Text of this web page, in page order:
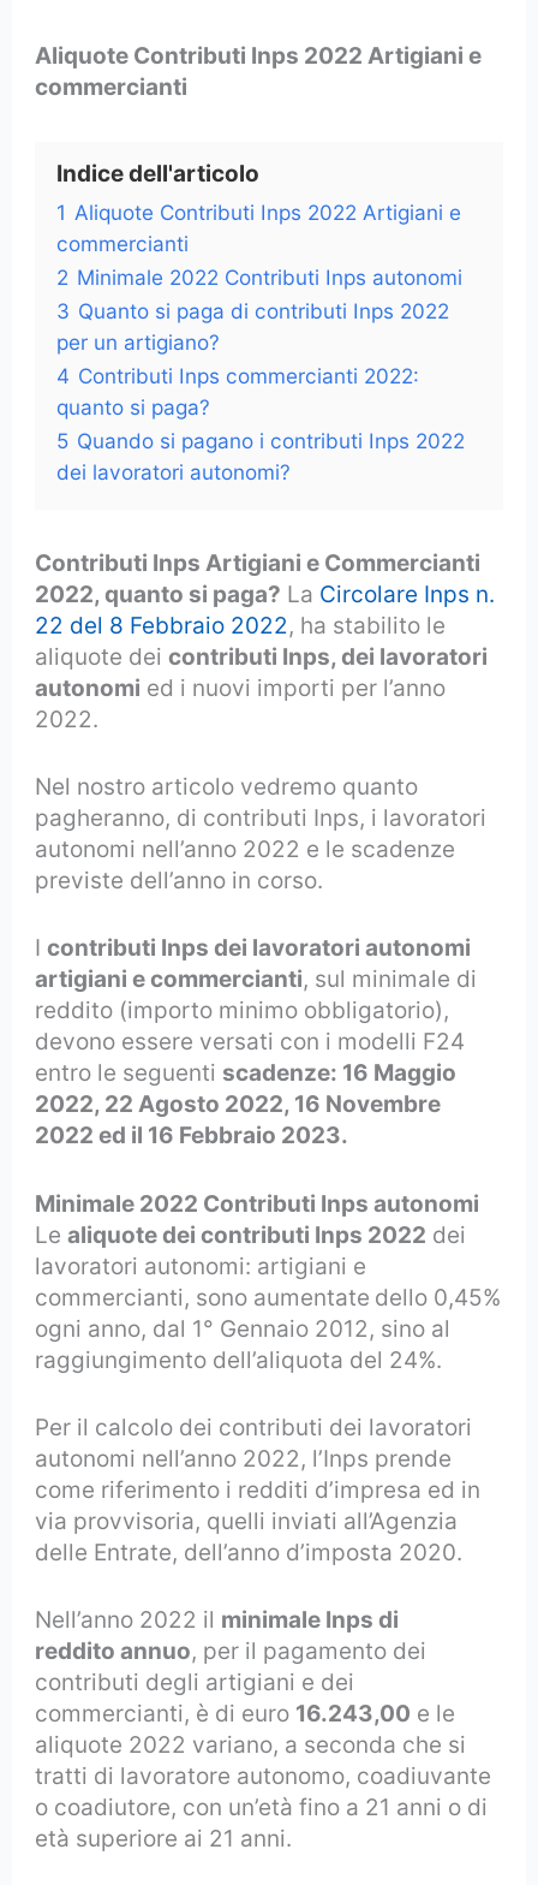
Aliquote Contributi Inps 2022 Artigiani e
commercianti
Indice dell'articolo
1 Aliquote Contributi Inps 2022 Artigiani e
commercianti
2 Minimale 2022 Contributi Inps autonomi
3 Quanto si paga di contributi Inps 2022
per un artigiano?
4 Contributi Inps commercianti 2022:
quanto si paga?
5 Quando si pagano i contributi Inps 2022
dei lavoratori autonomi?
Contributi Inps Artigiani e Commercianti
2022, quanto si paga? La Circolare Inps n.
22 del 8 Febbraio 2022, ha stabilito le
aliquote deicontributi Inps, dei lavoratori
autonomi ed i nuovi importi per l’anno
2022.
Nel nostro articolo vedremo quanto
pagheranno, di contributi Inps, i lavoratori
autonomi nell’anno 2022 e le scadenze
previste dell’anno in corso.
Icontributi Inps dei lavoratori autonomi
artigiani e commercianti, sul minimale di
reddito (importo minimo obbligatorio),
devono essere versati con i modelli F24
entro le seguenti scadenze: 16 Maggio
2022, 22 Agosto 2022, 16 Novembre
2022 ed il 16 Febbraio 2023.
Minimale 2022 Contributi Inps autonomi
Lealiquote dei contributi Inps 2022 dei
lavoratori autonomi: artigiani e
commercianti, sono aumentate dello 0,45%
ogni anno, dal 1° Gennaio 2012, sino al
raggiungimento dell’aliquota del 24%.
Per il calcolo dei contributi dei lavoratori
autonomi nell’anno 2022, l’Inps prende
come riferimento i redditi d’impresa ed in
via provvisoria, quelli inviati all’Agenzia
delle Entrate, dell’anno d’imposta 2020.
Nell’anno 2022 il minimale Inps di
reddito annuo, per il pagamento dei
contributi degli artigiani e dei
commercianti, è di euro 16.243,00 e le
aliquote 2022 variano, a seconda che si
tratti di lavoratore autonomo, coadiuvante
o coadiutore, con un’età fino a 21 anni o di
età superiore ai 21 anni.